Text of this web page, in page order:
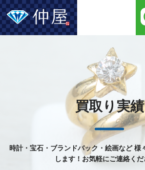
買取り実績
時計・宝石・ブランドバック・絵画など様
します！お気軽にご連絡くだ